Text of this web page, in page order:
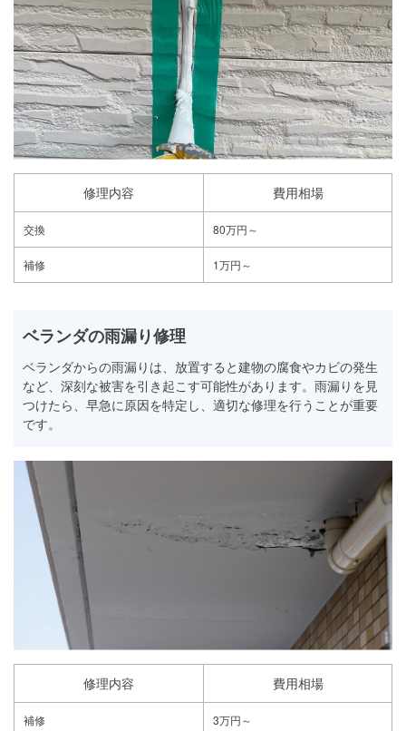
修理内容 費用相場
交換 80万円～
補修 1万円～
ベランダの雨漏り修理
ベランダからの雨漏りは、放置すると建物の腐食やカビの発生
など、深刻な被害を引き起こす可能性があります。雨漏りを見
つけたら、早急に原因を特定し、適切な修理を行うことが重要
です。
修理内容 費用相場
補修 3万円～